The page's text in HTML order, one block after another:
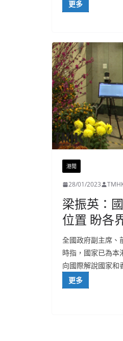
更多
港聞
28/01/2023
梁振英：
位置 盼各
全國政府副主席、
時指，國家已為本
向國際解說國家和
更多